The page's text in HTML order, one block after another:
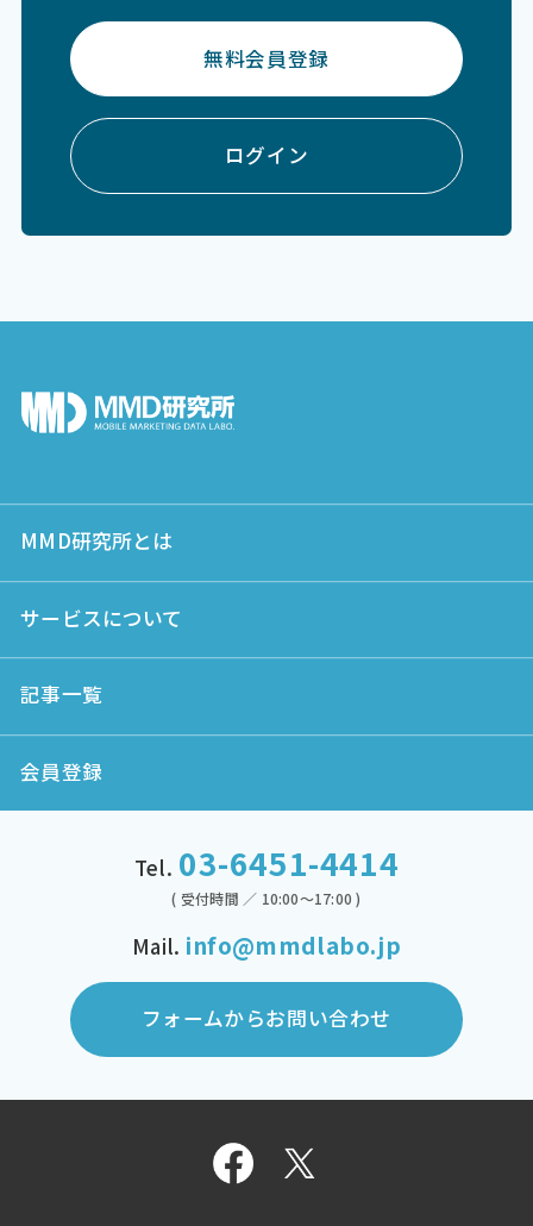
無料会員登録
ログイン
MMD研究所とは
サービスについて
記事一覧
会員登録
Tel. 03-6451-4414
( 受付時間 ／ 10:00～17:00 )
Mail. info@mmdlabo.jp
フォームからお問い合わせ